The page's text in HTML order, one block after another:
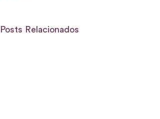
Posts Relacionados